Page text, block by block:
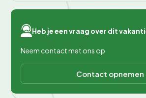
Heb je een vraag over dit
Neem contact met ons op
Contact opnemen